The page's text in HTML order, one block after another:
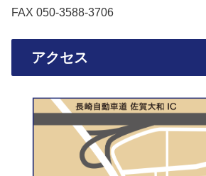
FAX 050-3588-3706‬
アクセス